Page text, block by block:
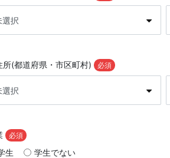
所(都道府県・市区町村) 必須
必須
生 学生でない